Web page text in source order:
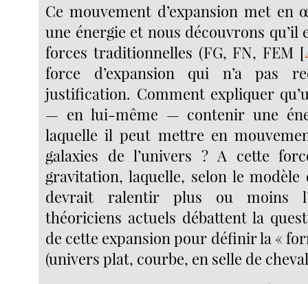
Ce mouvement d’expansion met en
une énergie et nous découvrons qu’il
forces traditionnelles (FG, FN, FEM [
force d’expansion qui n’a pas
justification. Comment expliquer
— en lui-même — contenir une
laquelle il peut mettre en
galaxies de l’univers ? A cette
gravitation, laquelle, selon le modèle
devrait ralentir plus ou moins
théoriciens actuels débattent la
de cette expansion pour définir la «
(univers plat, courbe, en selle de